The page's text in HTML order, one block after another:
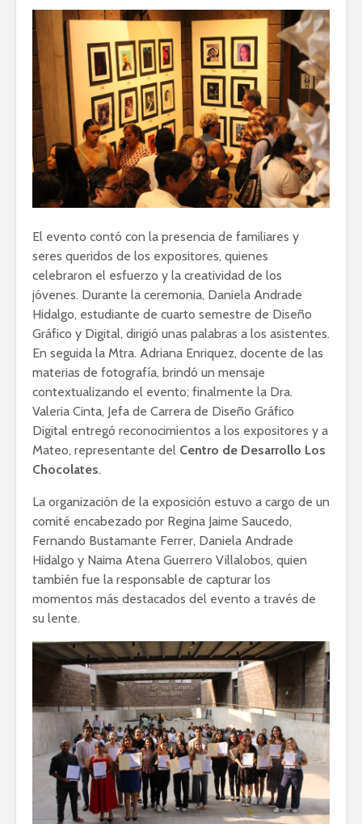
El evento contó con la presencia de familiares y
seres queridos de los expositores, quienes
celebraron el esfuerzo y la creatividad de los
jóvenes. Durante la ceremonia, Daniela Andrade
Hidalgo, estudiante de cuarto semestre de Diseño
Gráfico y Digital, dirigió unas palabras a los asistentes.
En seguida la Mtra. Adriana Enriquez, docente de las
materias de fotografía, brindó un mensaje
contextualizando el evento; finalmente la Dra.
Valeria Cinta, Jefa de Carrera de Diseño Gráfico
Digital entregó reconocimientos a los expositores y a
Mateo, representante del Centro de Desarrollo Los
Chocolates.
La organización de la exposición estuvo a cargo de un
comité encabezado por Regina Jaime Saucedo,
Fernando Bustamante Ferrer, Daniela Andrade
Hidalgo y Naima Atena Guerrero Villalobos, quien
también fue la responsable de capturar los
momentos más destacados del evento a través de
su lente.